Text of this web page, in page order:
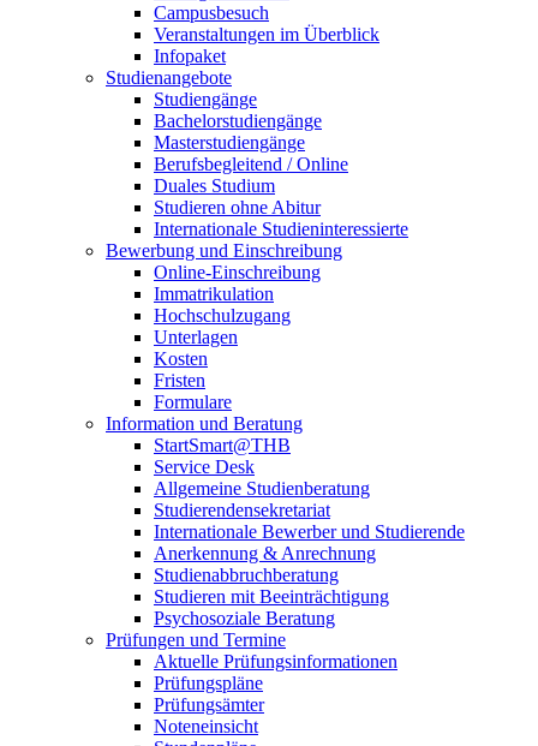
Campusbesuch
Veranstaltungen im Überblick
Infopaket
Studienangebote
Studiengänge
Bachelorstudiengänge
Masterstudiengänge
Berufsbegleitend / Online
Duales Studium
Studieren ohne Abitur
Internationale Studieninteressierte
Bewerbung und Einschreibung
Online-Einschreibung
Immatrikulation
Hochschulzugang
Unterlagen
Kosten
Fristen
Formulare
Information und Beratung
StartSmart@THB
Service Desk
Allgemeine Studienberatung
Studierendensekretariat
Internationale Bewerber und Studierende
Anerkennung & Anrechnung
Studienabbruchberatung
Studieren mit Beeinträchtigung
Psychosoziale Beratung
Prüfungen und Termine
Aktuelle Prüfungsinformationen
Prüfungspläne
Prüfungsämter
Noteneinsicht